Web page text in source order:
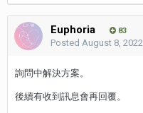
Euphoria 83
Posted August 8, 2022
詢問中解決方案。
後續有收到訊息會再回覆。